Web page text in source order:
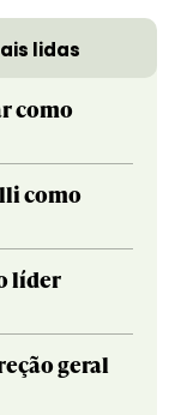
lidas
como
como
líder
geral